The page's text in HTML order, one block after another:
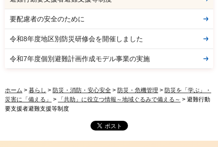
要配慮者の安全のために
令和8年度地区別防災研修会を開催しました
令和7年度個別避難計画作成モデル事業の実施
ホーム > 暮らし > 防災・消防・安心安全 > 防災・危機管理 > 防災を「学ぶ」・
災害に「備える」
> 「共助」に役立つ情報～地域ぐるみで備える～ > 避難行動
要支援者避難支援等制度